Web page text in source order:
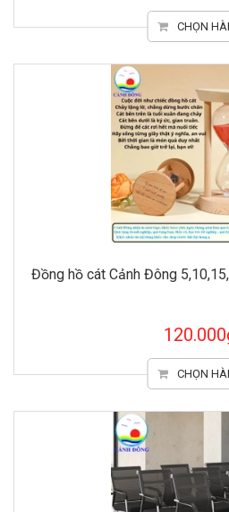
CHỌN
Đồng hồ cát Cảnh Đông
CHỌN